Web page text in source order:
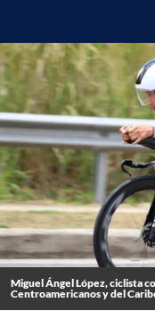
Miguel Ángel López, ciclista
Centroamericanos y del